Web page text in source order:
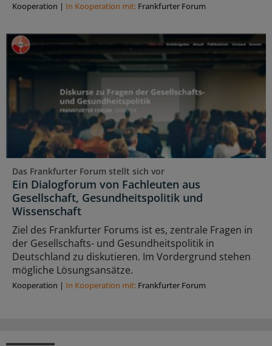
Kooperation | In Kooperation mit: Frankfurter Forum
Das Frankfurter Forum stellt sich vor
Ein Dialogforum von Fachleuten aus
Gesellschaft, Gesundheitspolitik und
Wissenschaft
Ziel des Frankfurter Forums ist es, zentrale Fragen in
der Gesellschafts- und Gesundheitspolitik in
Deutschland zu diskutieren. Im Vordergrund stehen
mögliche Lösungsansätze.
Kooperation | In Kooperation mit: Frankfurter Forum